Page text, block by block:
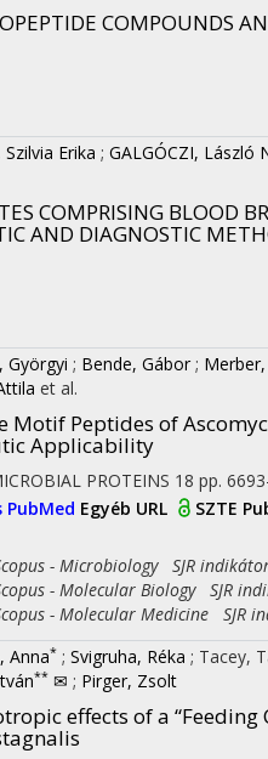
COMPOUNDS
Szilvia Erika ; GALGÓCZI, László
COMPRISING BLOOD
AND DIAGNOSTIC
Györgyi ; Bende, Gábor ;
et al.
Motif Peptides of
Applicability
PROTEINS 18 pp.
PubMed Egyéb URL
SZTE
- Microbiology SJR
- Molecular Biology SJR
- Molecular Medicine SJR
Anna* ; Svigruha, Réka ; Tacey,
** ✉ ; Pirger, Zsolt
effects of a